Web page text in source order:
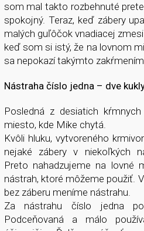
som mal takto rozbehnuté
spokojný. Teraz, keď zábery
malých guľôčok vnadiacej
keď som si istý, že na lovnom
sa nepokazí takýmto
Nástraha číslo jedna – dve
Posledná z desiatich
miesto, kde Mike chytá.
Kvôli hluku, vytvoreného
nejaké zábery v niekoľkých
Preto nahadzujeme na lovné
nástrah, ktoré môžeme použiť.
bez záberu meníme nástrahu.
Za nástrahu číslo jedna
Podceňovaná a málo